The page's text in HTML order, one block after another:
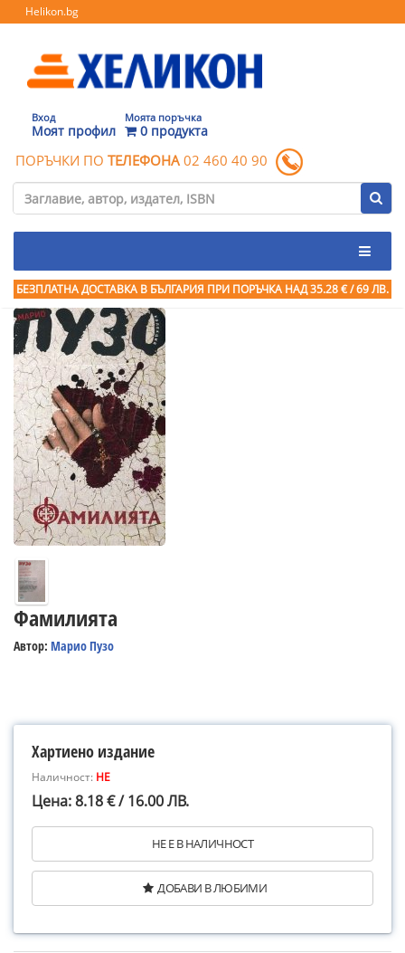
Helikon.bg
Вход
Моят профил
Моята поръчка
0 продукта
ПОРЪЧКИ ПО ТЕЛЕФОНА 02 460 40 90
БЕЗПЛАТНА ДОСТАВКА В БЪЛГАРИЯ ПРИ ПОРЪЧКА НАД 35.28 € / 69 ЛВ.
Фамилията
Автор: Марио Пузо
Хартиено издание
Наличност: НЕ
Цена: 8.18 € / 16.00 ЛВ.
НЕ Е В НАЛИЧНОСТ
ДОБАВИ В ЛЮБИМИ